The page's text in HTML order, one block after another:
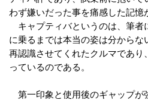
わず嫌いだった事を痛感した記憶
キャプティバというのは、筆者
に乗るまでは本当の姿は分から
再認識させてくれたクルマであ
っているのである。
第一印象と使用後のギャップが